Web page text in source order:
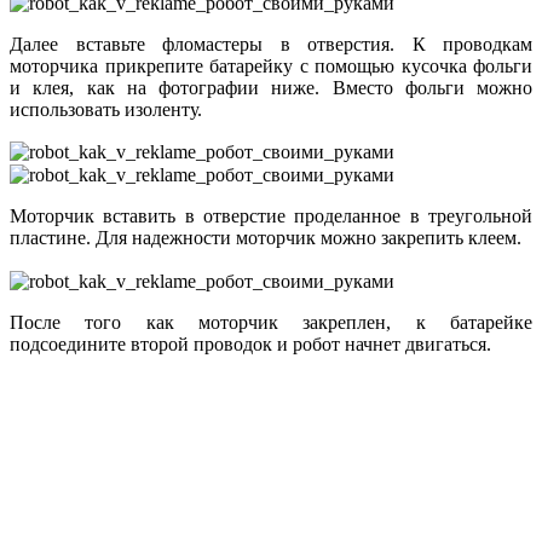
Далее вставьте фломастеры в отверстия. К проводкам
моторчика прикрепите батарейку с помощью кусочка фольги
и клея, как на фотографии ниже. Вместо фольги можно
использовать изоленту.
Моторчик вставить в отверстие проделанное в треугольной
пластине. Для надежности моторчик можно закрепить клеем.
После того как моторчик закреплен, к батарейке
подсоедините второй проводок и робот начнет двигаться.